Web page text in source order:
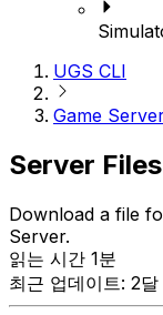
UGS CLI
Game
Server
Download a file
Server.
읽는 시간 1분
최근 업데이트: 2달